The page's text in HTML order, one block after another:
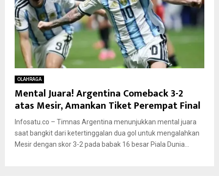
OLAHRAGA
Mental Juara! Argentina Comeback 3-2
atas Mesir, Amankan Tiket Perempat Final
Infosatu.co – Timnas Argentina menunjukkan mental juara
saat bangkit dari ketertinggalan dua gol untuk mengalahkan
Mesir dengan skor 3-2 pada babak 16 besar Piala Dunia...